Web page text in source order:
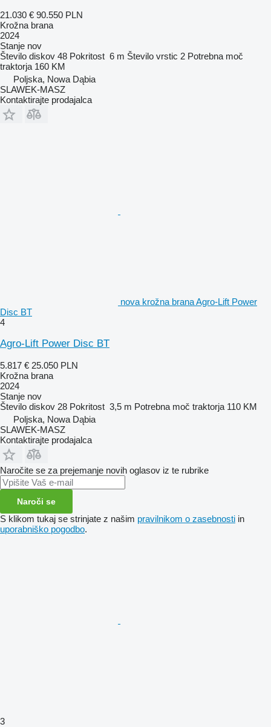
21.030 € 90.550 PLN
Krožna brana
2024
Stanje nov
Število diskov 48 Pokritost 6 m Število vrstic 2 Potrebna moč
traktorja 160 KM
Poljska, Nowa Dąbia
SLAWEK-MASZ
Kontaktirajte prodajalca
nova krožna brana Agro-Lift Power
Disc BT
4
Agro-Lift Power Disc BT
5.817 € 25.050 PLN
Krožna brana
2024
Stanje nov
Število diskov 28 Pokritost 3,5 m Potrebna moč traktorja 110 KM
Poljska, Nowa Dąbia
SLAWEK-MASZ
Kontaktirajte prodajalca
Naročite se za prejemanje novih oglasov iz te rubrike
Naroči se
S klikom tukaj se strinjate z našim pravilnikom o zasebnosti in
uporabniško pogodbo.
3